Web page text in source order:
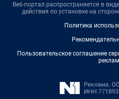
Веб-портал распространяется в
действия по установке на
Политика
Пользовательское соглашение